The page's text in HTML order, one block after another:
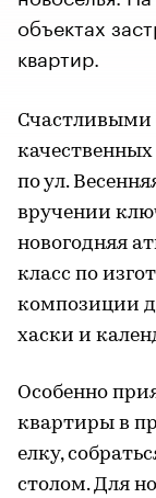
объектах
квартир.
Счастливыми
по ул.
вручении
новогодняя
класс по
композиции
хаски и
Особенно
квартиры в
елку,
столом. Для